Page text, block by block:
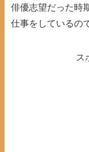
俳優志望だった時
仕事をしているの
ス